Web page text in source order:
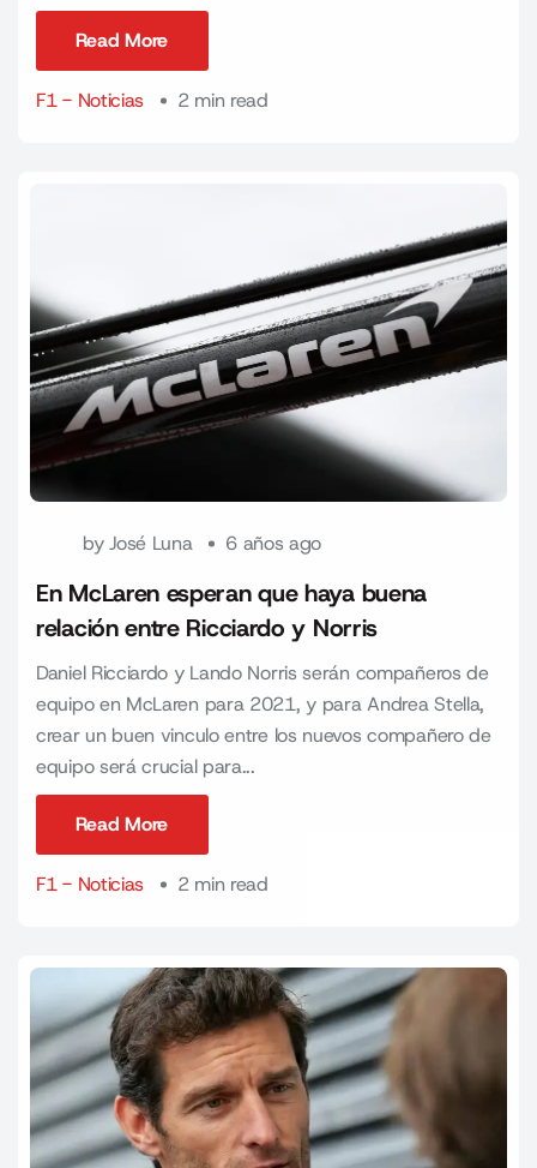
Read More
F1 - Noticias
2 min read
byJosé Luna 6 años ago
En McLaren esperan que haya buena
relación entre Ricciardo y Norris
Daniel Ricciardo y Lando Norris serán compañeros de
equipo en McLaren para 2021, y para Andrea Stella,
crear un buen vinculo entre los nuevos compañero de
equipo será crucial para...
Read More
F1 - Noticias
2 min read